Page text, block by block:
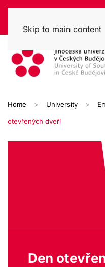
Skip to main content
Home University
otevřených dveří
Den